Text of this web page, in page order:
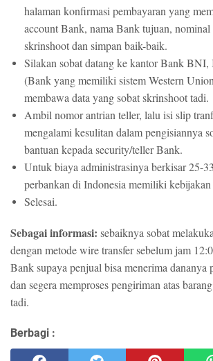
halaman konfirmasi pembayaran yang
account Bank, nama Bank tujuan,
skrinshoot dan simpan baik-baik.
Silakan sobat datang ke kantor Bank
(Bank yang memiliki sistem Western
membawa data yang sobat skrinshoot tadi.
Ambil nomor antrian teller, lalu isi slip
mengalami kesulitan dalam pengisiannya
bantuan kepada security/teller Bank.
Untuk biaya administrasinya berkisar 25-
perbankan di Indonesia memiliki
Selesai.
Sebagai informasi: sebaiknya sobat
dengan metode wire transfer sebelum jam
Bank supaya penjual bisa menerima dananya
dan segera memproses pengiriman atas
tadi.
Berbagi :